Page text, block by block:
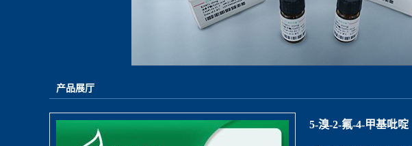
产品展厅
5-溴-2-氟-4-甲基吡啶